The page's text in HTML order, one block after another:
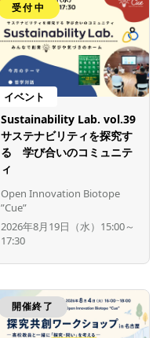
受付中
イベント
Sustainability Lab. vol.39
サステナビリティを探究す
る 学び合いのコミュニテ
ィ
Open Innovation Biotope
”Cue”
2026年8月19日（水）15:00～
17:30
開催終了